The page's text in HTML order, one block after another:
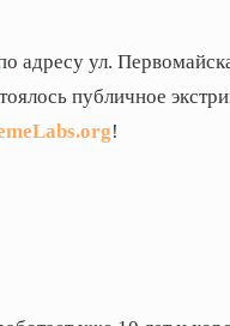
адресу ул.
публичное
!